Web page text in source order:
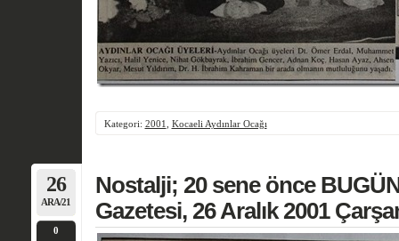
Kategori: 2001 Kocaeli Aydınlar Ocağı
26
ARA/21
0
Nostalji; 20 sene önce
Gazetesi, 26 Aralık 2001